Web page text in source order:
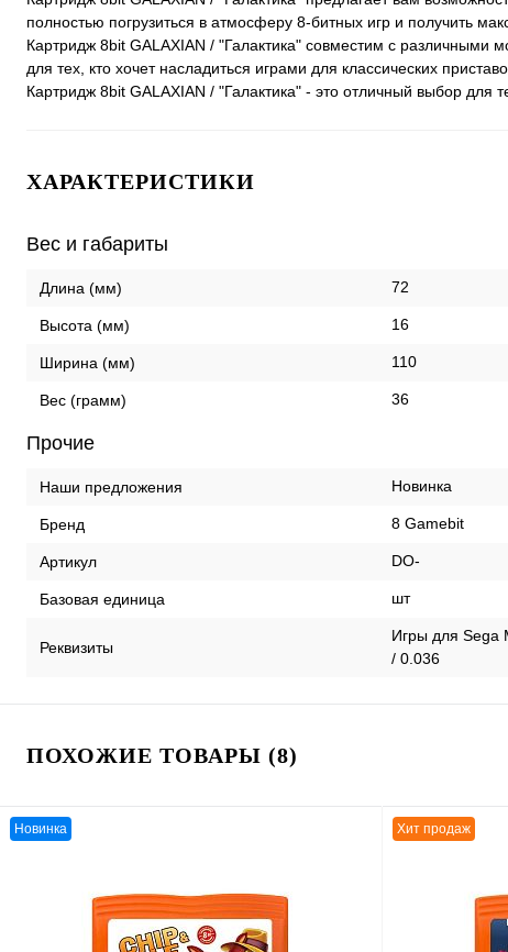
полностью погрузиться в атмосферу 8-битных игр и получить
Картридж 8bit GALAXIAN / "Галактика" совместим с различными
для тех, кто хочет насладиться играми для классических
Картридж 8bit GALAXIAN / "Галактика" - это отличный выбор для
ХАРАКТЕРИСТИКИ
Вес и габариты
Длина (мм) 72
Высота (мм) 16
Ширина (мм) 110
Вес (грамм) 36
Прочие
Наши предложения Новинка
Бренд 8 Gamebit
Артикул DO-
Базовая единица шт
Реквизиты
Игры для Sega
/ 0.036
ПОХОЖИЕ ТОВАРЫ (8)
Новинка Хит продаж